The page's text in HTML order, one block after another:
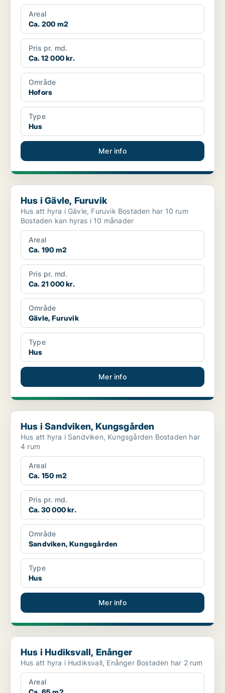
Areal
Ca. 200 m2
Pris pr. md.
Ca. 12 000 kr.
Område
Hofors
Type
Hus
Mer info
Hus i Gävle, Furuvik
Hus i Gävle, Furuvik
Hus att hyra i Gävle, Furuvik Bostaden har 10 rum
Bostaden kan hyras i 10 månader
Areal
Ca. 190 m2
Pris pr. md.
Ca. 21 000 kr.
Område
Gävle, Furuvik
Type
Hus
Mer info
Hus i Sandviken, Kungsgården
Hus i Sandviken, Kungsgården
Hus att hyra i Sandviken, Kungsgården Bostaden har
4 rum
Areal
Ca. 150 m2
Pris pr. md.
Ca. 30 000 kr.
Område
Sandviken, Kungsgården
Type
Hus
Mer info
Hus i Hudiksvall, Enånger
Hus i Hudiksvall, Enånger
Hus att hyra i Hudiksvall, Enånger Bostaden har 2 rum
Areal